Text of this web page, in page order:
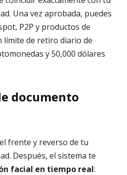
Una vez aprobada, puedes
P2P y productos de
límite de retiro diario de
y 50,000 dólares
documento
frente y reverso de tu
Después, el sistema te
facial en tiempo real: